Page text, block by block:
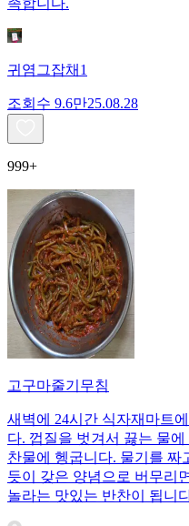
귀염그잡채1
조회수 9.6만25.08.28
999+
고구마줄기무침
새벽에 24시간 식자재마트
다. 껍질을 벗겨서 끓는 물
찬물에 헹굽니다. 물기를 짜
듯이 갖은 양념으로 버무리
놀라는 맛있는 반찬이 됩니